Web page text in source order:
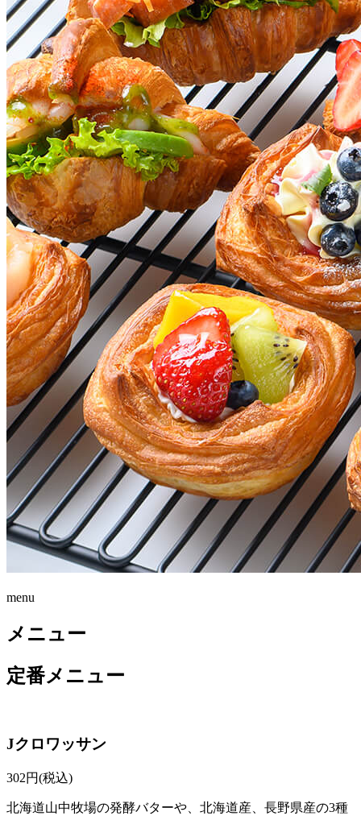
menu
メニュー
定番メニュー
Jクロワッサン
302円(税込)
北海道山中牧場の発酵バターや、北海道産、長野県産の3種